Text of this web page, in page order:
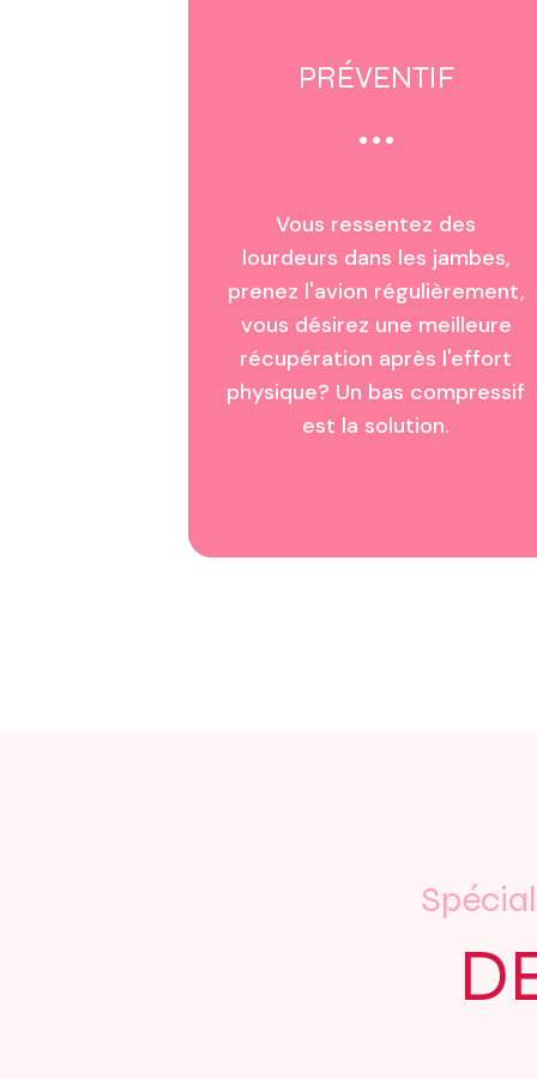
PRÉVENTIF
Vous ressentez des
lourdeurs dans les jambes,
prenez l'avion régulièrement,
vous désirez une meilleure
récupération après l'effort
physique? Un bas compressif
est la solution.